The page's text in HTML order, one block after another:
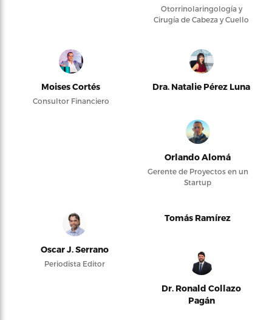
Otorrinolaringología y
Cirugía de Cabeza y Cuello
Moises Cortés
Consultor Financiero
Dra. Natalie Pérez Luna
Orlando Alomá
Gerente de Proyectos en un
Startup
Oscar J. Serrano
Periodista Editor
Tomás Ramírez
Dr. Ronald Collazo
Pagán